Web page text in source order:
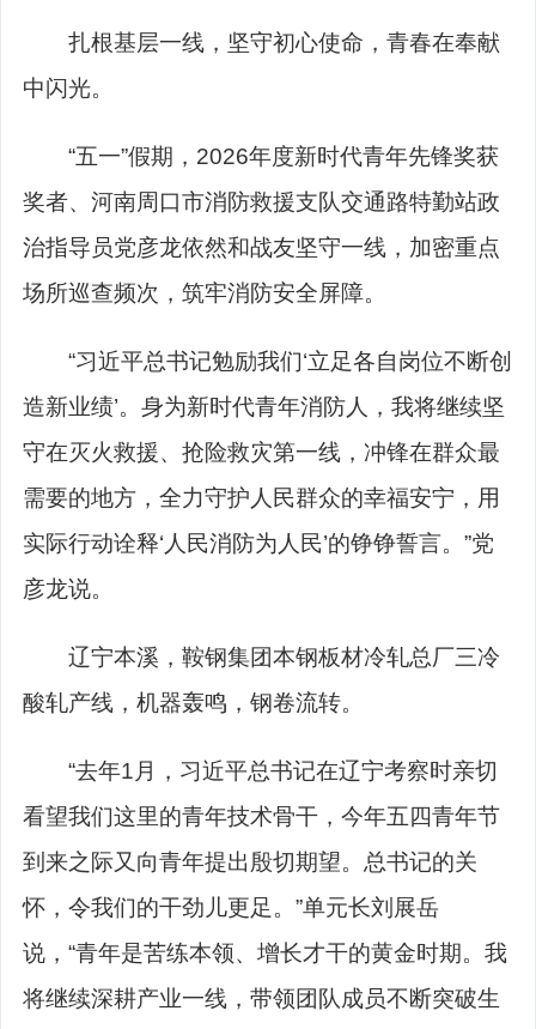
扎根基层一线，坚守初心使命，青春在奉献
中闪光。
“五一”假期，2026年度新时代青年先锋奖获
奖者、河南周口市消防救援支队交通路特勤站政
治指导员党彦龙依然和战友坚守一线，加密重点
场所巡查频次，筑牢消防安全屏障。
“习近平总书记勉励我们‘立足各自岗位不断创
造新业绩’。身为新时代青年消防人，我将继续坚
守在灭火救援、抢险救灾第一线，冲锋在群众最
需要的地方，全力守护人民群众的幸福安宁，用
实际行动诠释‘人民消防为人民’的铮铮誓言。”党
彦龙说。
辽宁本溪，鞍钢集团本钢板材冷轧总厂三冷
酸轧产线，机器轰鸣，钢卷流转。
“去年1月，习近平总书记在辽宁考察时亲切
看望我们这里的青年技术骨干，今年五四青年节
到来之际又向青年提出殷切期望。总书记的关
怀，令我们的干劲儿更足。”单元长刘展岳
说，“青年是苦练本领、增长才干的黄金时期。我
将继续深耕产业一线，带领团队成员不断突破生